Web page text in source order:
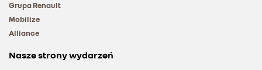
Grupa Renault
Mobilize
Alliance
Nasze strony wydarzeń